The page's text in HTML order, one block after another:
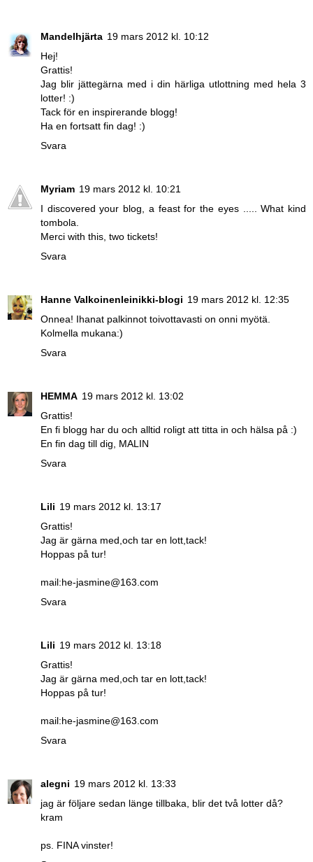
Mandelhjärta 19 mars 2012 kl. 10:12
Hej!
Grattis!
Jag blir jättegärna med i din härliga utlottning med hela 3
lotter! :)
Tack för en inspirerande blogg!
Ha en fortsatt fin dag! :)
Svara
Myriam 19 mars 2012 kl. 10:21
I discovered your blog, a feast for the eyes ..... What kind
tombola.
Merci with this, two tickets!
Svara
Hanne Valkoinenleinikki-blogi 19 mars 2012 kl. 12:35
Onnea! Ihanat palkinnot toivottavasti on onni myötä.
Kolmella mukana:)
Svara
HEMMA 19 mars 2012 kl. 13:02
Grattis!
En fi blogg har du och alltid roligt att titta in och hälsa på :)
En fin dag till dig, MALIN
Svara
Lili 19 mars 2012 kl. 13:17
Grattis!
Jag är gärna med,och tar en lott,tack!
Hoppas på tur!
mail:he-jasmine@163.com
Svara
Lili 19 mars 2012 kl. 13:18
Grattis!
Jag är gärna med,och tar en lott,tack!
Hoppas på tur!
mail:he-jasmine@163.com
Svara
alegni 19 mars 2012 kl. 13:33
jag är följare sedan länge tillbaka, blir det två lotter då?
kram
ps. FINA vinster!